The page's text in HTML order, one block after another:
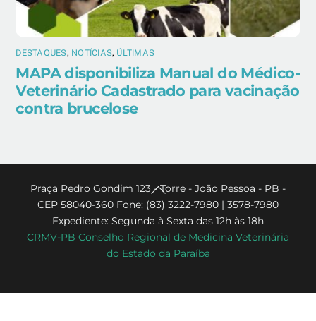
DESTAQUES, NOTÍCIAS, ÚLTIMAS
MAPA disponibiliza Manual do Médico-
Veterinário Cadastrado para vacinação
contra brucelose
Back
To
Top
Praça Pedro Gondim 123 - Torre - João Pessoa - PB -
CEP 58040-360 Fone: (83) 3222-7980 | 3578-7980
Expediente: Segunda à Sexta das 12h às 18h
CRMV-PB Conselho Regional de Medicina Veterinária
do Estado da Paraíba